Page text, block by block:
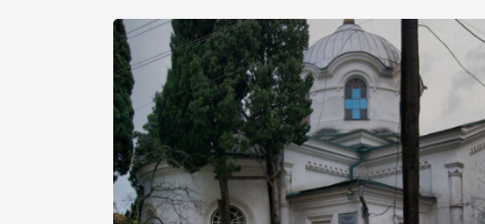
Херсонесі Володимир-язичник, став Василем-
християнином. А потім було Хрещення Русі. На честь
Херсонесу Таврійського названо місто […]